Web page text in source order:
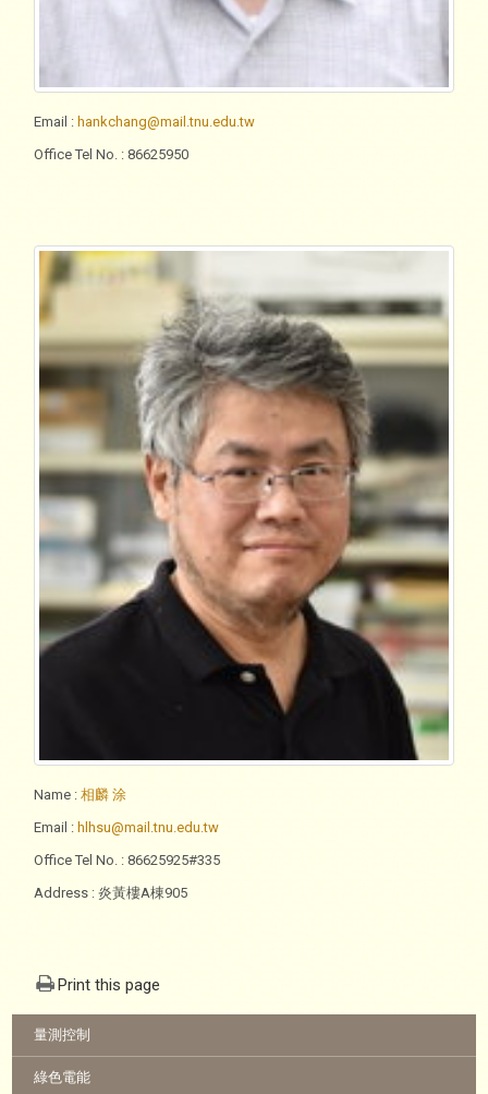
Email : hankchang@mail.tnu.edu.tw
Office Tel No. : 86625950
Name : 相麟 涂
Email : hlhsu@mail.tnu.edu.tw
Office Tel No. : 86625925#335
Address : 炎黃樓A棟905
Print this page
量測控制
綠色電能